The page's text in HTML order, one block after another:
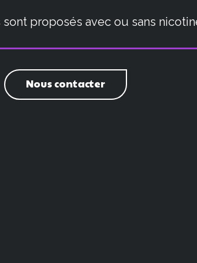
proposés avec ou sans
Nous contacter